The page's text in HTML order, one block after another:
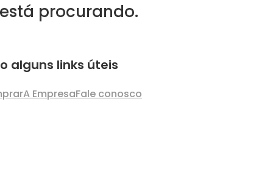
procurando.
alguns links úteis
A EmpresaFale conosco